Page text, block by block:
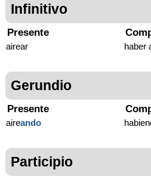
Infinitivo
Presente
airear haber
Gerundio
Presente
aireando
Participio